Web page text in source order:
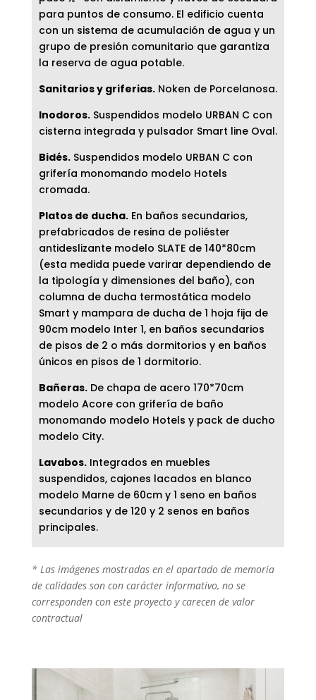
para puntos de consumo. El edificio cuenta
con un sistema de acumulación de agua y un
grupo de presión comunitario que garantiza
la reserva de agua potable.
Sanitarios y griferias.Noken de Porcelanosa.
Inodoros.Suspendidos modelo URBAN C con
cisterna integrada y pulsador Smart line Oval.
Bidés.Suspendidos modelo URBAN C con
grifería monomando modelo Hotels
cromada.
Platos de ducha.En baños secundarios,
prefabricados de resina de poliéster
antideslizante modelo SLATE de 140*80cm
(esta medida puede varirar dependiendo de
la tipología y dimensiones del baño), con
columna de ducha termostática modelo
Smart y mampara de ducha de 1 hoja fija de
90cm modelo Inter 1, en baños secundarios
de pisos de 2 o más dormitorios y en baños
únicos en pisos de 1 dormitorio.
Bañeras.De chapa de acero 170*70cm
modelo Acore con grifería de baño
monomando modelo Hotels y pack de ducho
modelo City.
Lavabos.Integrados en muebles
suspendidos, cajones lacados en blanco
modelo Marne de 60cm y 1 seno en baños
secundarios y de 120 y 2 senos en baños
principales.
* Las imágenes mostradas en el apartado de memoria
de calidades son con carácter informativo, no se
corresponden con este proyecto y carecen de valor
contractual